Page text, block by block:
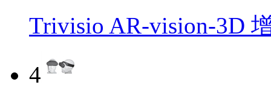
Trivisio AR-vision-3D
4